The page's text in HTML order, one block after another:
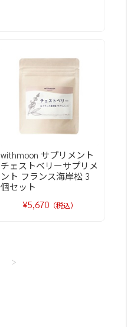
withmoon サプリメント
チェストベリーサプリメ
ント フランス海岸松 3
個セット
¥5,670（税込）
>